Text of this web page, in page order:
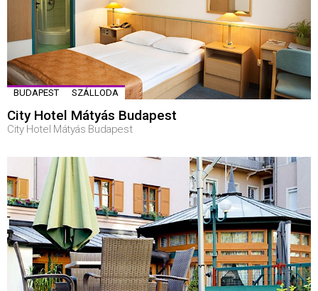
BUDAPEST SZÁLLODA
City Hotel Mátyás Budapest
City Hotel Mátyás Budapest